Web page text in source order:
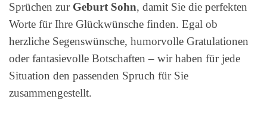
Sprüchen zur Geburt Sohn, damit Sie die perfekten
Worte für Ihre Glückwünsche finden. Egal ob
herzliche Segenswünsche, humorvolle Gratulationen
oder fantasievolle Botschaften – wir haben für jede
Situation den passenden Spruch für Sie
zusammengestellt.